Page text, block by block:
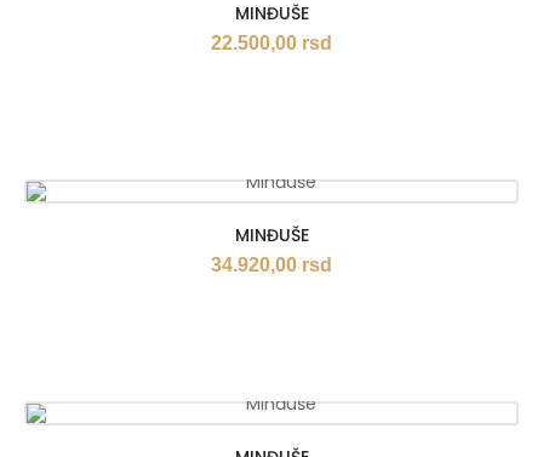
MINĐUŠE
22.500,00 rsd
MINĐUŠE
34.920,00 rsd